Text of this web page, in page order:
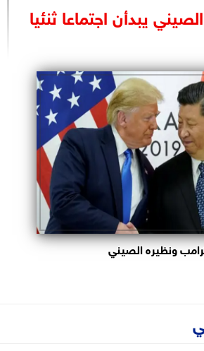
يبدأن اجتماعا ثنئيا
ونظيره الصيني